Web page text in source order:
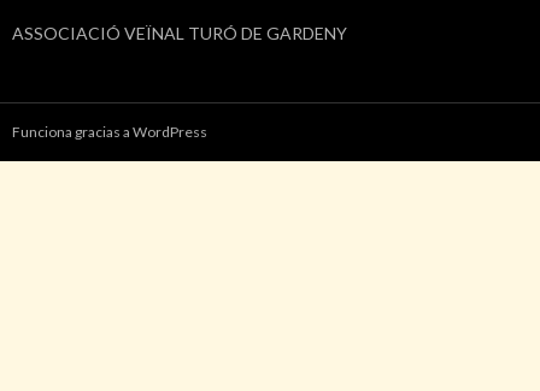
ASSOCIACIÓ VEÏNAL TURÓ DE GARDENY
Funciona gracias a WordPress